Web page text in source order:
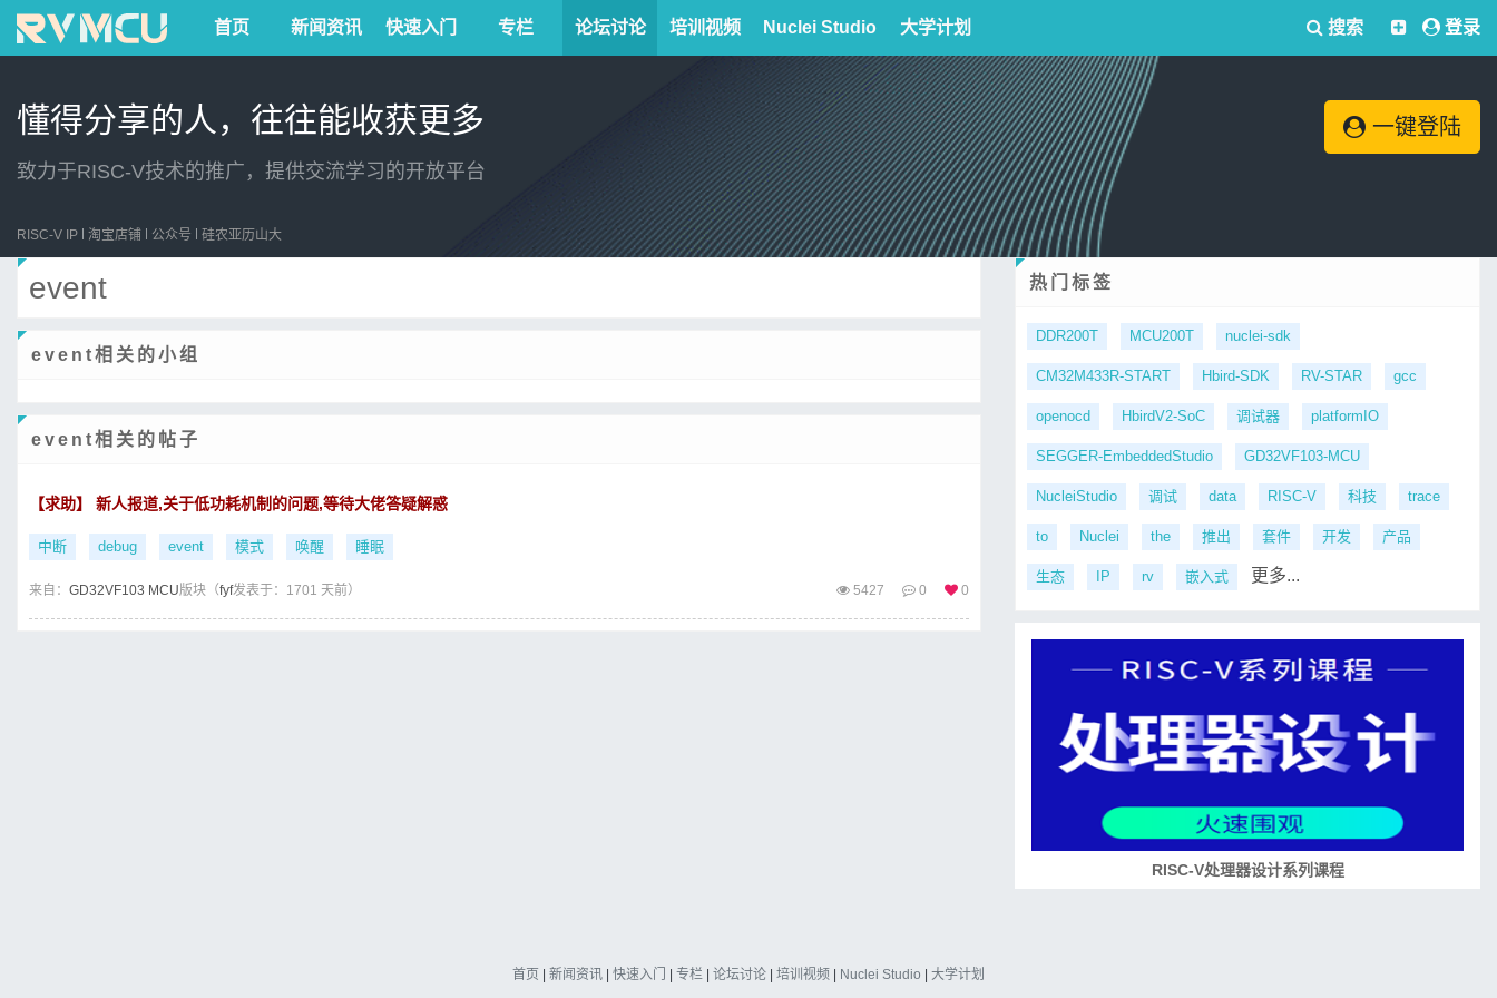
首页 新闻资讯 快速入门 专栏 论坛讨论 培训视频 Nuclei Studio 大学计划 搜索 登录
懂得分享的人，往往能收获更多
致力于RISC-V技术的推广，提供交流学习的开放平台
一键登陆
RISC-V IP 淘宝店铺 公众号 硅农亚历山大
event
event相关的小组
event相关的帖子
【求助】 新人报道,关于低功耗机制的问题,等待大佬答疑解惑
中断 debug event 模式 唤醒 睡眠
来自： GD32VF103 MCU版块（fyf发表于：1701 天前） 5427 0 0
热门标签
DDR200T MCU200T nuclei-sdk
CM32M433R-START Hbird-SDK RV-STAR gcc
openocd HbirdV2-SoC 调试器 platformIO
SEGGER-EmbeddedStudio GD32VF103-MCU
NucleiStudio 调试 data RISC-V 科技 trace
to Nuclei the 推出 套件 开发 产品
生态 IP rv 嵌入式 更多...
RISC-V处理器设计系列课程
首页 新闻资讯 快速入门 专栏 论坛讨论 培训视频 Nuclei Studio 大学计划